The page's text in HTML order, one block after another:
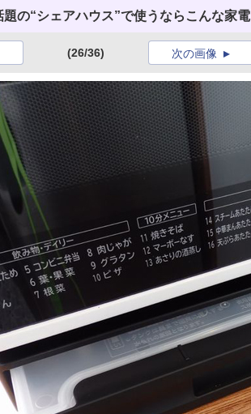
題の“シェアハウス”で使うならこんな家
(26/36) 次の画像